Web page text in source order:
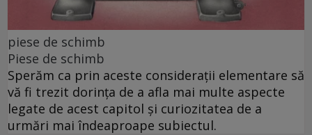
piese de schimb
Piese de schimb
Sperăm ca prin aceste considerații elementare să
vă fi trezit dorința de a afla mai multe aspecte
legate de acest capitol și curiozitatea de a
urmări mai îndeaproape subiectul.